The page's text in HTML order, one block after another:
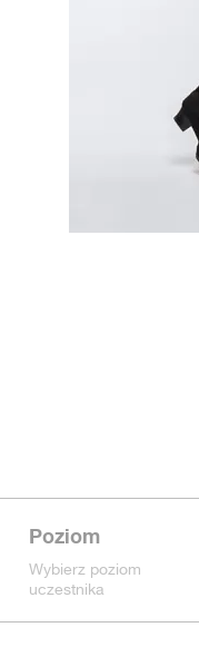
Poziom
Wybierz poziom
uczestnika